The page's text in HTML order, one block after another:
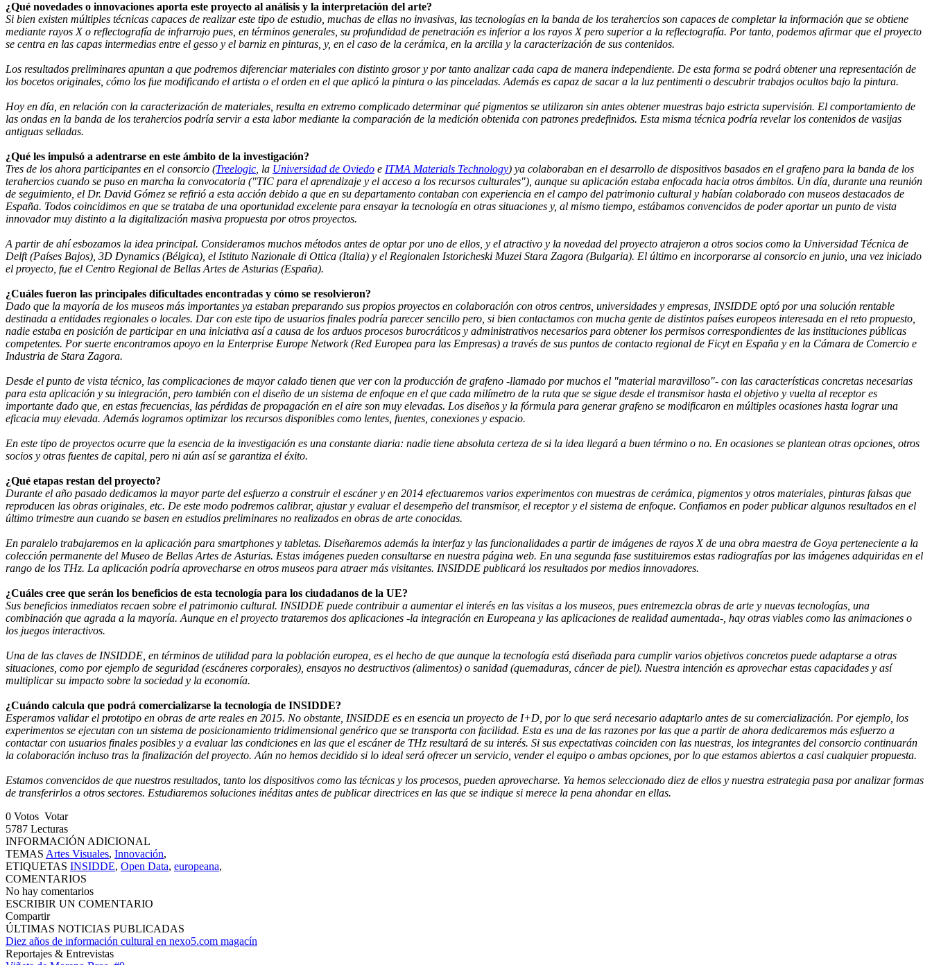
¿Qué novedades o innovaciones aporta este proyecto al análisis y la interpretación del arte?
Si bien existen múltiples técnicas capaces de realizar este tipo de estudio, muchas de ellas no invasivas, las tecnologías en la banda de los terahercios son capaces de completar la información que se obtiene
mediante rayos X o reflectografía de infrarrojo pues, en términos generales, su profundidad de penetración es inferior a los rayos X pero superior a la reflectografía. Por tanto, podemos afirmar que el proyecto
se centra en las capas intermedias entre el gesso y el barniz en pinturas, y, en el caso de la cerámica, en la arcilla y la caracterización de sus contenidos.
Los resultados preliminares apuntan a que podremos diferenciar materiales con distinto grosor y por tanto analizar cada capa de manera independiente. De esta forma se podrá obtener una representación de
los bocetos originales, cómo los fue modificando el artista o el orden en el que aplicó la pintura o las pinceladas. Además es capaz de sacar a la luz pentimenti o descubrir trabajos ocultos bajo la pintura.
Hoy en día, en relación con la caracterización de materiales, resulta en extremo complicado determinar qué pigmentos se utilizaron sin antes obtener muestras bajo estricta supervisión. El comportamiento de
las ondas en la banda de los terahercios podría servir a esta labor mediante la comparación de la medición obtenida con patrones predefinidos. Esta misma técnica podría revelar los contenidos de vasijas
antiguas selladas.
¿Qué les impulsó a adentrarse en este ámbito de la investigación?
Tres de los ahora participantes en el consorcio (Treelogic , la Universidad de Oviedo e ITMA Materials Technology) ya colaboraban en el desarrollo de dispositivos basados en el grafeno para la banda de los
terahercios cuando se puso en marcha la convocatoria ("TIC para el aprendizaje y el acceso a los recursos culturales"), aunque su aplicación estaba enfocada hacia otros ámbitos. Un día, durante una reunión
de seguimiento, el Dr. David Gómez se refirió a esta acción debido a que en su departamento contaban con experiencia en el campo del patrimonio cultural y habían colaborado con museos destacados de
España. Todos coincidimos en que se trataba de una oportunidad excelente para ensayar la tecnología en otras situaciones y, al mismo tiempo, estábamos convencidos de poder aportar un punto de vista
innovador muy distinto a la digitalización masiva propuesta por otros proyectos.
A partir de ahí esbozamos la idea principal. Consideramos muchos métodos antes de optar por uno de ellos, y el atractivo y la novedad del proyecto atrajeron a otros socios como la Universidad Técnica de
Delft (Países Bajos), 3D Dynamics (Bélgica), el Istituto Nazionale di Ottica (Italia) y el Regionalen Istoricheski Muzei Stara Zagora (Bulgaria). El último en incorporarse al consorcio en junio, una vez iniciado
el proyecto, fue el Centro Regional de Bellas Artes de Asturias (España).
¿Cuáles fueron las principales dificultades encontradas y cómo se resolvieron?
Dado que la mayoría de los museos más importantes ya estaban preparando sus propios proyectos en colaboración con otros centros, universidades y empresas, INSIDDE optó por una solución rentable
destinada a entidades regionales o locales. Dar con este tipo de usuarios finales podría parecer sencillo pero, si bien contactamos con mucha gente de distintos países europeos interesada en el reto propuesto,
nadie estaba en posición de participar en una iniciativa así a causa de los arduos procesos burocráticos y administrativos necesarios para obtener los permisos correspondientes de las instituciones públicas
competentes. Por suerte encontramos apoyo en la Enterprise Europe Network (Red Europea para las Empresas) a través de sus puntos de contacto regional de Ficyt en España y en la Cámara de Comercio e
Industria de Stara Zagora.
Desde el punto de vista técnico, las complicaciones de mayor calado tienen que ver con la producción de grafeno -llamado por muchos el "material maravilloso"- con las características concretas necesarias
para esta aplicación y su integración, pero también con el diseño de un sistema de enfoque en el que cada milímetro de la ruta que se sigue desde el transmisor hasta el objetivo y vuelta al receptor es
importante dado que, en estas frecuencias, las pérdidas de propagación en el aire son muy elevadas. Los diseños y la fórmula para generar grafeno se modificaron en múltiples ocasiones hasta lograr una
eficacia muy elevada. Además logramos optimizar los recursos disponibles como lentes, fuentes, conexiones y espacio.
En este tipo de proyectos ocurre que la esencia de la investigación es una constante diaria: nadie tiene absoluta certeza de si la idea llegará a buen término o no. En ocasiones se plantean otras opciones, otros
socios y otras fuentes de capital, pero ni aún así se garantiza el éxito.
¿Qué etapas restan del proyecto?
Durante el año pasado dedicamos la mayor parte del esfuerzo a construir el escáner y en 2014 efectuaremos varios experimentos con muestras de cerámica, pigmentos y otros materiales, pinturas falsas que
reproducen las obras originales, etc. De este modo podremos calibrar, ajustar y evaluar el desempeño del transmisor, el receptor y el sistema de enfoque. Confiamos en poder publicar algunos resultados en el
último trimestre aun cuando se basen en estudios preliminares no realizados en obras de arte conocidas.
En paralelo trabajaremos en la aplicación para smartphones y tabletas. Diseñaremos además la interfaz y las funcionalidades a partir de imágenes de rayos X de una obra maestra de Goya perteneciente a la
colección permanente del Museo de Bellas Artes de Asturias. Estas imágenes pueden consultarse en nuestra página web. En una segunda fase sustituiremos estas radiografías por las imágenes adquiridas en el
rango de los THz. La aplicación podría aprovecharse en otros museos para atraer más visitantes. INSIDDE publicará los resultados por medios innovadores.
¿Cuáles cree que serán los beneficios de esta tecnología para los ciudadanos de la UE?
Sus beneficios inmediatos recaen sobre el patrimonio cultural. INSIDDE puede contribuir a aumentar el interés en las visitas a los museos, pues entremezcla obras de arte y nuevas tecnologías, una
combinación que agrada a la mayoría. Aunque en el proyecto trataremos dos aplicaciones -la integración en Europeana y las aplicaciones de realidad aumentada-, hay otras viables como las animaciones o
los juegos interactivos.
Una de las claves de INSIDDE, en términos de utilidad para la población europea, es el hecho de que aunque la tecnología está diseñada para cumplir varios objetivos concretos puede adaptarse a otras
situaciones, como por ejemplo de seguridad (escáneres corporales), ensayos no destructivos (alimentos) o sanidad (quemaduras, cáncer de piel). Nuestra intención es aprovechar estas capacidades y así
multiplicar su impacto sobre la sociedad y la economía.
¿Cuándo calcula que podrá comercializarse la tecnología de INSIDDE?
Esperamos validar el prototipo en obras de arte reales en 2015. No obstante, INSIDDE es en esencia un proyecto de I+D, por lo que será necesario adaptarlo antes de su comercialización. Por ejemplo, los
experimentos se ejecutan con un sistema de posicionamiento tridimensional genérico que se transporta con facilidad. Esta es una de las razones por las que a partir de ahora dedicaremos más esfuerzo a
contactar con usuarios finales posibles y a evaluar las condiciones en las que el escáner de THz resultará de su interés. Si sus expectativas coinciden con las nuestras, los integrantes del consorcio continuarán
la colaboración incluso tras la finalización del proyecto. Aún no hemos decidido si lo ideal será ofrecer un servicio, vender el equipo o ambas opciones, por lo que estamos abiertos a casi cualquier propuesta.
Estamos convencidos de que nuestros resultados, tanto los dispositivos como las técnicas y los procesos, pueden aprovecharse. Ya hemos seleccionado diez de ellos y nuestra estrategia pasa por analizar formas
de transferirlos a otros sectores. Estudiaremos soluciones inéditas antes de publicar directrices en las que se indique si merece la pena ahondar en ellas.
0 Votos Votar
5787 Lecturas
INFORMACIÓN ADICIONAL
TEMAS Artes Visuales, Innovación,
ETIQUETAS INSIDDE, Open Data, europeana,
COMENTARIOS
No hay comentarios
ESCRIBIR UN COMENTARIO
Compartir
ÚLTIMAS NOTICIAS PUBLICADAS
Diez años de información cultural en nexo5.com magacín
Reportajes & Entrevistas